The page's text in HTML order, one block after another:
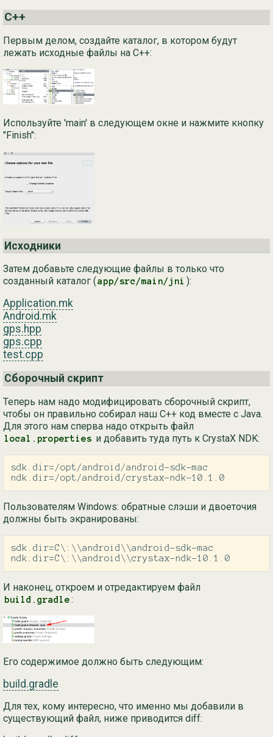
C++
Первым делом, создайте каталог, в котором будут
лежать исходные файлы на C++:
Используйте 'main' в следующем окне и нажмите кнопку
"Finish":
Исходники
Затем добавьте следующие файлы в только что
созданный каталог (app/src/main/jni ):
Application.mk
Android.mk
gps.hpp
gps.cpp
test.cpp
Сборочный скрипт
Теперь нам надо модифицировать сборочный скрипт,
чтобы он правильно собирал наш C++ код вместе с Java.
Для этого нам сперва надо открыть файл
local.properties и добавить туда путь к CrystaX NDK:
sdk.dir=/opt/android/android-sdk-mac
ndk.dir=/opt/android/crystax-ndk-10.1.0
Пользователям Windows: обратные слэши и двоеточия
должны быть экранированы:
sdk.dir=C\:\\android\\android-sdk-mac
ndk.dir=C\:\\android\\crystax-ndk-10.1.0
И наконец, откроем и отредактируем файл
build.gradle:
Его содержимое должно быть следующим:
build.gradle
Для тех, кому интересно, что именно мы добавили в
существующий файл, ниже приводится diff: